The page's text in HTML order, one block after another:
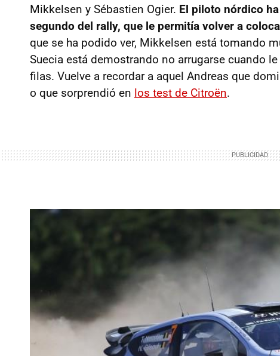
Mikkelsen y Sébastien Ogier. El piloto nórdico
segundo del rally, que le permitía volver a
que se ha podido ver, Mikkelsen está tomando
Suecia está demostrando no arrugarse cuando
filas. Vuelve a recordar a aquel Andreas que
o que sorprendió en los test de Citroën.